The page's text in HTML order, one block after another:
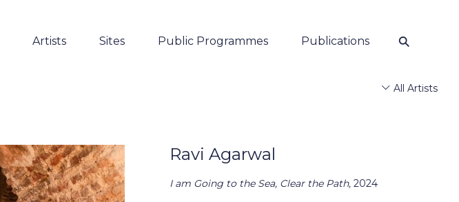
Artists Sites Public Programmes Publications ⚲
All Artists
Ravi Agarwal
I am Going to the Sea, Clear the Path,2024